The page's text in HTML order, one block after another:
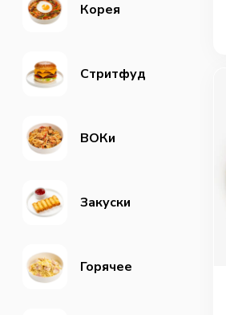
Корея
Стритфуд
ВОКи
Закуски
Горячее